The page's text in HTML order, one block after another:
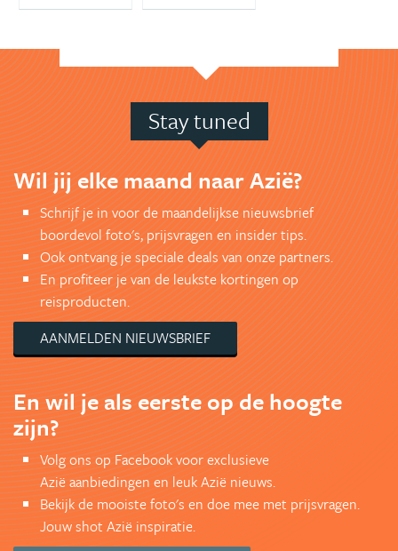
Stay tuned
Wil jij elke maand naar Azië?
Schrijf je in voor de maandelijkse nieuwsbrief
boordevol foto's, prijsvragen en insider tips.
Ook ontvang je speciale deals van onze partners.
En profiteer je van de leukste kortingen op
reisproducten.
AANMELDEN NIEUWSBRIEF
En wil je als eerste op de hoogte
zijn?
Volg ons op Facebook voor exclusieve
Azië aanbiedingen en leuk Azië nieuws.
Bekijk de mooiste foto's en doe mee met prijsvragen.
Jouw shot Azië inspiratie.